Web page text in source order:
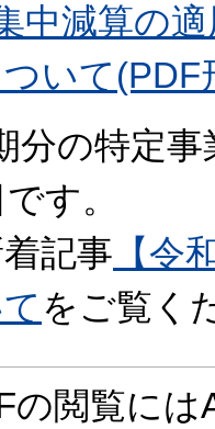
中減算の
いて(PDF
分の特定
す。
記事 【令
をご覧く
の閲覧に